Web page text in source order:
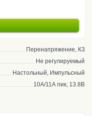
Перенапряжение, КЗ
Не регулируемый
Настольный, Импульсный
10А/11А пик, 13.8В